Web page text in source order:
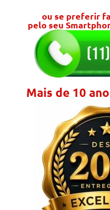
ou se preferir
pelo seu
Mais de 10